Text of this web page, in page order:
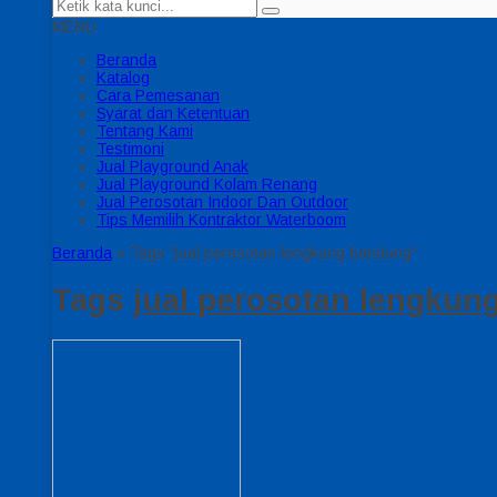
MENU
Beranda
Katalog
Cara Pemesanan
Syarat dan Ketentuan
Tentang Kami
Testimoni
Jual Playground Anak
Jual Playground Kolam Renang
Jual Perosotan Indoor Dan Outdoor
Tips Memilih Kontraktor Waterboom
Beranda » Tags "jual perosotan lengkung bandung"
Tags jual perosotan